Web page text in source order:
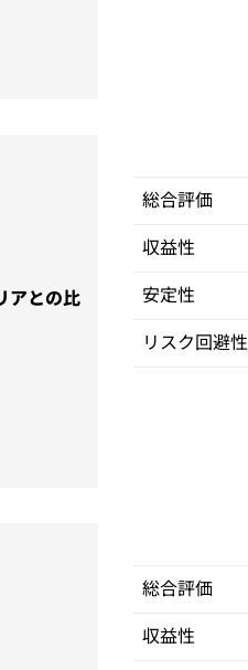
アとの比
総合評価
収益性
安定性
リスク回避性
総合評価
収益性